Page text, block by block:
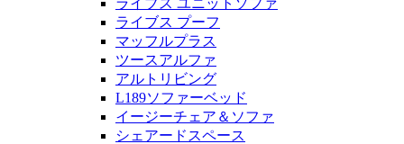
ライブス ユニットソファ
ライブス プーフ
マッフルプラス
ツースアルファ
アルトリビング
L189ソファーベッド
イージーチェア＆ソファ
シェアードスペース